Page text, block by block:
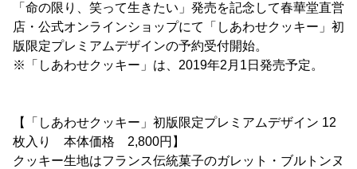
「命の限り、笑って生きたい」発売を記念して春華堂直営
店・公式オンラインショップにて「しあわせクッキー」初
版限定プレミアムデザインの予約受付開始。
※「しあわせクッキー」は、2019年2月1日発売予定。
【「しあわせクッキー」初版限定プレミアムデザイン 12
枚入り 本体価格 2,800円】
クッキー生地はフランス伝統菓子のガレット・ブルトンヌ